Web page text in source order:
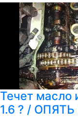
Течет масло
1.6 ? /